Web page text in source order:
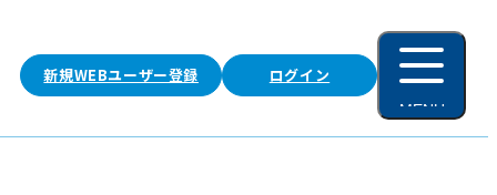
新規WEBユーザー登録 ログイン
MENU